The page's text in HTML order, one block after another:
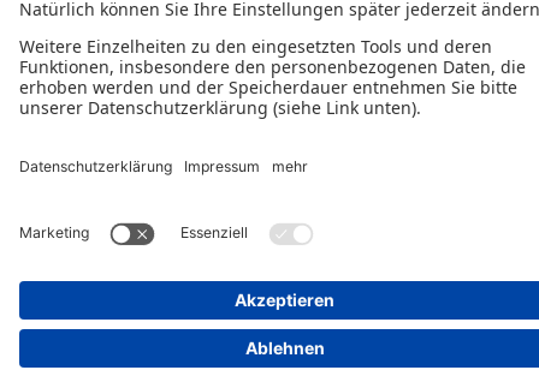
© 2026 - Ein Serviceangebot der Deutschen
Bürgschaftsbanken.